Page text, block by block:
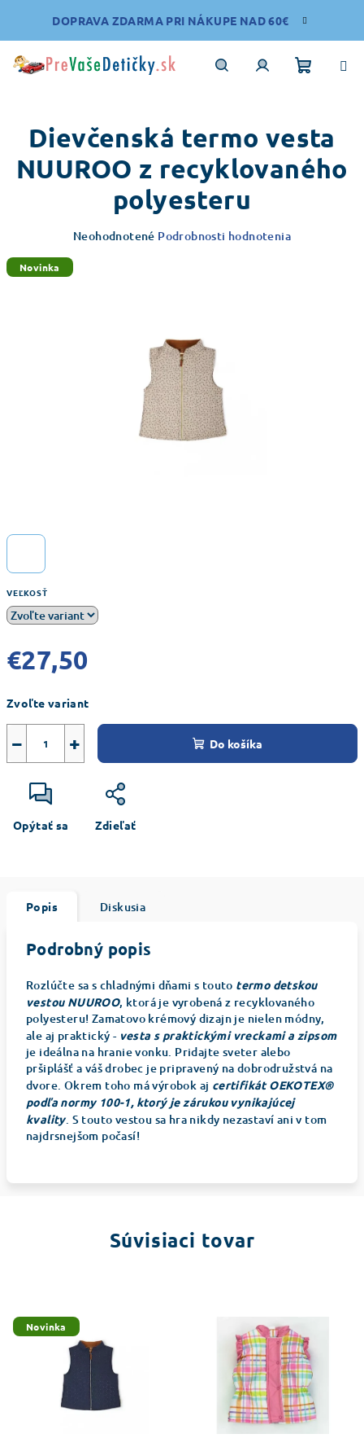
obsah
DOPRAVA ZDARMA PRI NÁKUPE NAD 60€
košík
VEĽKOSŤ
€27,50
cena:
Zvoľte variant
+
− Do košíka
Opýtať sa Zdieľať
Dievčenská termo vesta
NUUROO z recyklovaného
polyesteru
Priemerné
produktu
Neohodnotené Podrobnosti hodnotenia
Novinka
Popis Diskusia
Podrobný popis
Rozlúčte sa s chladnými dňami s touto termo detskou
vestou NUUROO, ktorá je vyrobená z recyklovaného
polyesteru! Zamatovo krémový dizajn je nielen módny,
ale aj praktický - vesta s praktickými vreckami a zipsom
je ideálna na hranie vonku. Pridajte sveter alebo
pršiplášť a váš drobec je pripravený na dobrodružstvá na
dvore. Okrem toho má výrobok aj certifikát OEKOTEX®
podľa normy 100-1, ktorý je zárukou vynikajúcej
kvality. S touto vestou sa hra nikdy nezastaví ani v tom
najdrsnejšom počasí!
Súvisiaci tovar
Novinka